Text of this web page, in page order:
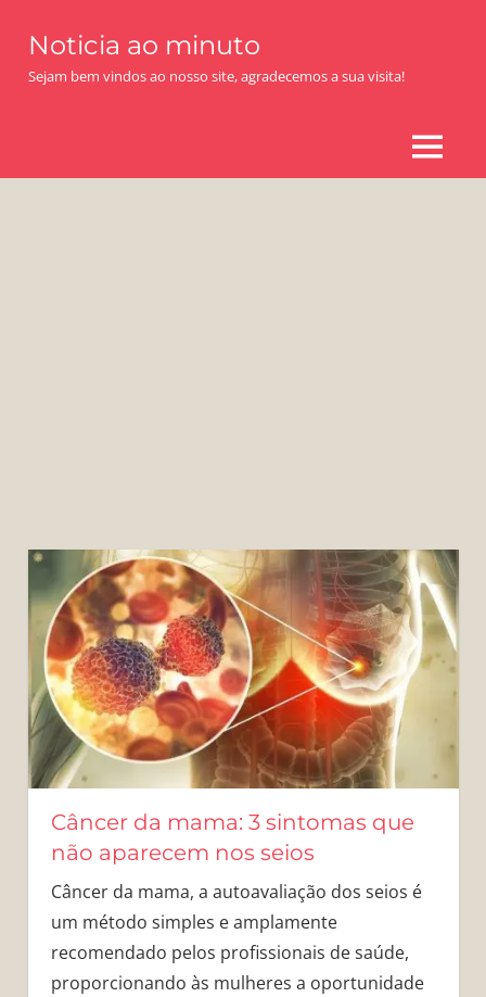
content
Noticia ao minuto
Sejam bem vindos ao nosso site, agradecemos a sua visita!
MENU
Câncer da mama: 3 sintomas que
não aparecem nos seios
Câncer da mama, a autoavaliação dos seios é
um método simples e amplamente
recomendado pelos profissionais de saúde,
proporcionando às mulheres a oportunidade